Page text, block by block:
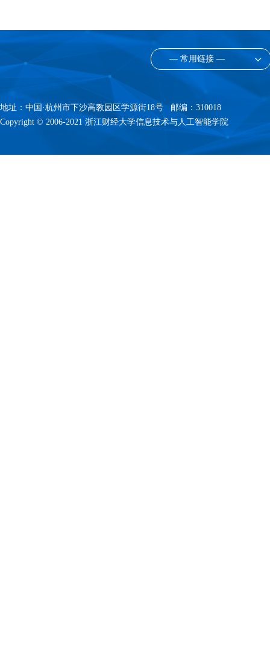
— 常用链接 —
地址：中国·杭州市下沙高教园区学源街18号 邮编：310018
Copyright © 2006-2021 浙江财经大学信息技术与人工智能学院